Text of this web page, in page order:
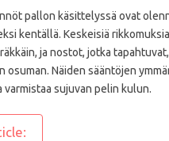
pallon käsittelyssä ovat
kentällä. Keskeisiä
ja nostot, jotka
osuman. Näiden sääntöjen
sujuvan pelin kulun.